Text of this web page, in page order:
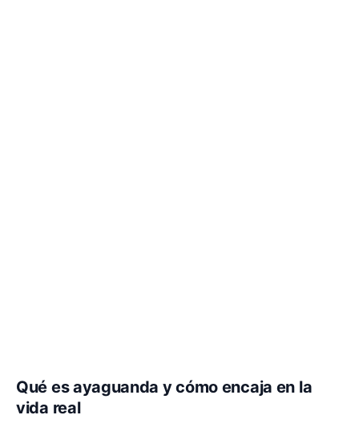
Qué es ayaguanda y cómo encaja en la
vida real